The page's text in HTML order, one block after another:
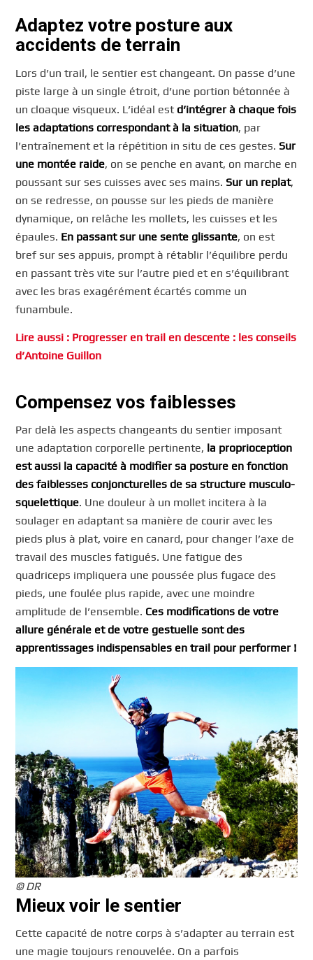
Adaptez votre posture aux
accidents de terrain
Lors d’un trail, le sentier est changeant. On passe d’une
piste large à un single étroit, d’une portion bétonnée à
un cloaque visqueux. L’idéal est d’intégrer à chaque fois
les adaptations correspondant à la situation, par
l’entraînement et la répétition in situ de ces gestes. Sur
une montée raide, on se penche en avant, on marche en
poussant sur ses cuisses avec ses mains. Sur un replat,
on se redresse, on pousse sur les pieds de manière
dynamique, on relâche les mollets, les cuisses et les
épaules. En passant sur une sente glissante, on est
bref sur ses appuis, prompt à rétablir l’équilibre perdu
en passant très vite sur l’autre pied et en s’équilibrant
avec les bras exagérément écartés comme un
funambule.
Lire aussi : Progresser en trail en descente : les conseils
d’Antoine Guillon
Compensez vos faiblesses
Par delà les aspects changeants du sentier imposant
une adaptation corporelle pertinente, la proprioception
est aussi la capacité à modifier sa posture en fonction
des faiblesses conjoncturelles de sa structure musculo-
squelettique. Une douleur à un mollet incitera à la
soulager en adaptant sa manière de courir avec les
pieds plus à plat, voire en canard, pour changer l’axe de
travail des muscles fatigués. Une fatigue des
quadriceps impliquera une poussée plus fugace des
pieds, une foulée plus rapide, avec une moindre
amplitude de l’ensemble. Ces modifications de votre
allure générale et de votre gestuelle sont des
apprentissages indispensables en trail pour performer !
© DR
Mieux voir le sentier
Cette capacité de notre corps à s’adapter au terrain est
une magie toujours renouvelée. On a parfois